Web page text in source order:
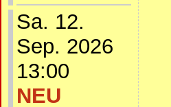
Sa. 12.
Sep. 2026
13:00
NEU